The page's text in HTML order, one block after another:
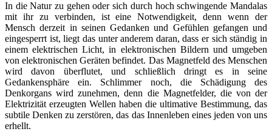
In die Natur zu gehen oder sich durch hoch schwingende Mandalas
mit ihr zu verbinden, ist eine Notwendigkeit, denn wenn der
Mensch derzeit in seinen Gedanken und Gefühlen gefangen und
eingesperrt ist, liegt das unter anderem daran, dass er sich ständig in
einem elektrischen Licht, in elektronischen Bildern und umgeben
von elektronischen Geräten befindet. Das Magnetfeld des Menschen
wird davon überflutet, und schließlich dringt es in seine
Gedankensphäre ein. Schlimmer noch, die Schädigung des
Denkorgans wird zunehmen, denn die Magnetfelder, die von der
Elektrizität erzeugten Wellen haben die ultimative Bestimmung, das
subtile Denken zu zerstören, das das Innenleben eines jeden von uns
erhellt.